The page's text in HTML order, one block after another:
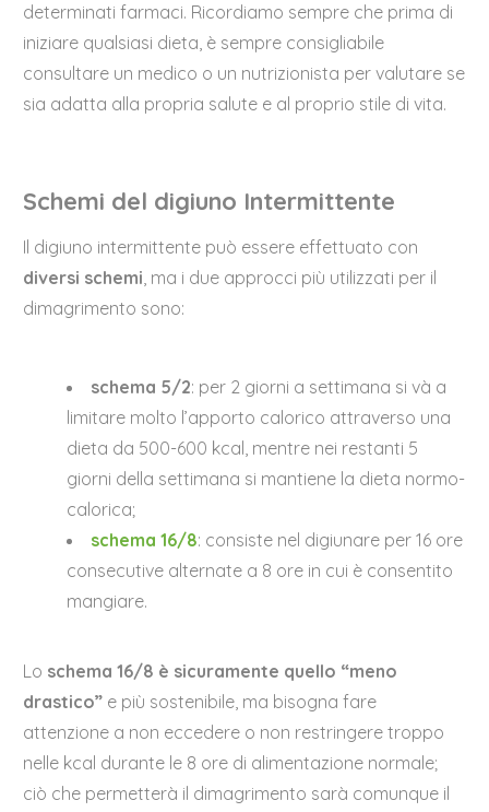
determinati farmaci. Ricordiamo sempre che prima di
iniziare qualsiasi dieta, è sempre consigliabile
consultare un medico o un nutrizionista per valutare se
sia adatta alla propria salute e al proprio stile di vita.
Schemi del digiuno Intermittente
Il digiuno intermittente può essere effettuato con
diversi schemi, ma i due approcci più utilizzati per il
dimagrimento sono:
schema 5/2: per 2 giorni a settimana si và a
limitare molto l’apporto calorico attraverso una
dieta da 500-600 kcal, mentre nei restanti 5
giorni della settimana si mantiene la dieta normo-
calorica;
schema 16/8: consiste nel digiunare per 16 ore
consecutive alternate a 8 ore in cui è consentito
mangiare.
Lo schema 16/8 è sicuramente quello “meno
drastico” e più sostenibile, ma bisogna fare
attenzione a non eccedere o non restringere troppo
nelle kcal durante le 8 ore di alimentazione normale;
ciò che permetterà il dimagrimento sarà comunque il